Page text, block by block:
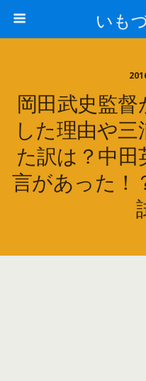
いも
岡田武史監
した理由や
た訳は？中
言があった！